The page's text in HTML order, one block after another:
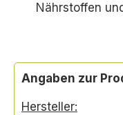
Nährstoffen
Angaben zur
Hersteller: